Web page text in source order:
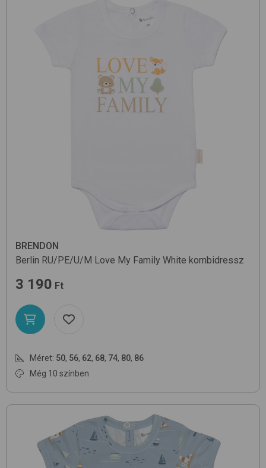
BRENDON
Berlin RU/PE/U/M Love My Family White kombidressz
3 190 Ft
Méret: 50, 56, 62, 68, 74, 80, 86
Még 10 színben